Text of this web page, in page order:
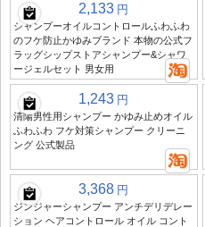
2,133 円
シャンプーオイルコントロールふわふわ
のフケ防止かゆみブランド 本物の公式フ
ラッグシップストアシャンプー&シャワ
ージェルセット 男女用
1,243 円
清陽男性用シャンプー かゆみ止めオイル
ふわふわ フケ対策シャンプー クリーニ
ング 公式製品
3,368 円
ジンジャーシャンプー アンチデリデレー
ション ヘアコントロール オイル コント